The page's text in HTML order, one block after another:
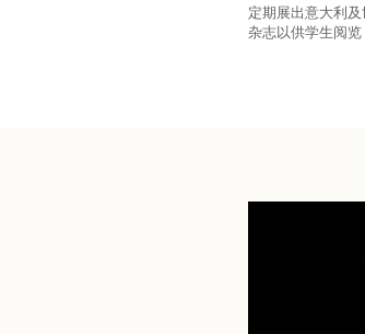
定期展出意大利
杂志以供学生阅览